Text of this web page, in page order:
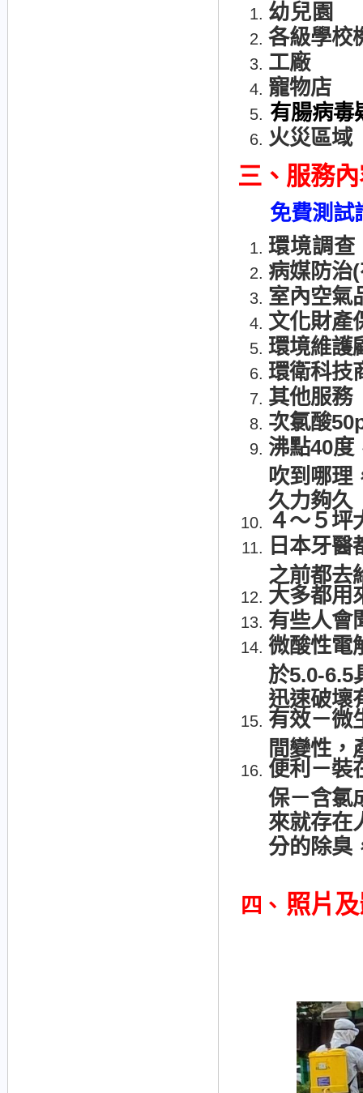
幼兒園
各級學校
工廠
寵物店
有腸病毒
火災區域
三、 服務
免費測試
環境調查
病媒防治
室內空氣
文化財產
環境維護
環衛科技
其他服務
次氯酸
沸點40度
吹到哪理
久力夠久
４～５坪
日本牙
之前都去
大多都用
有些人會
微酸性電
於5.0-6.5
迅速破壞
有效－微
間變性，
便利－裝
保－含氯
來就存在
分的除臭
四、 照片